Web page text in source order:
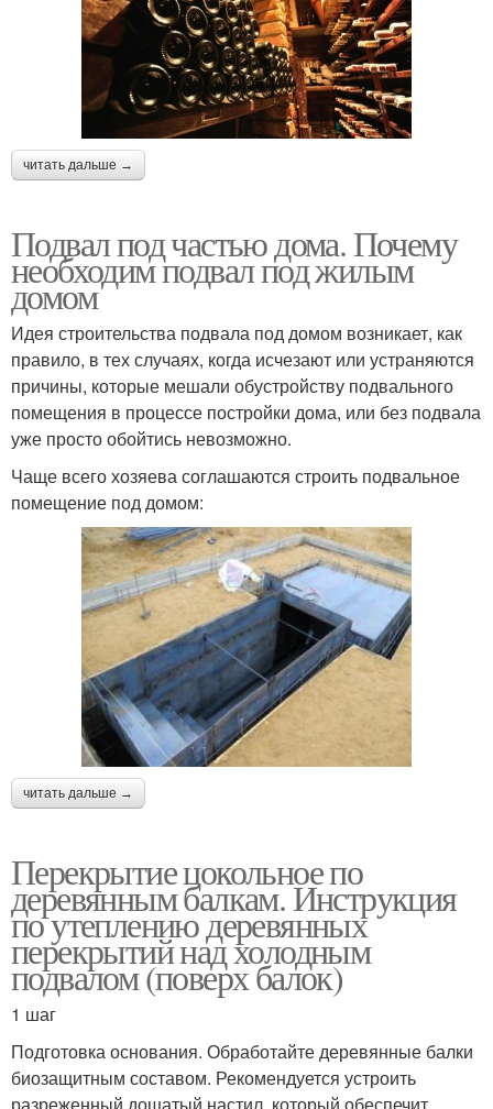
читать дальше →
Подвал под частью дома. Почему
необходим подвал под жилым
домом
Идея строительства подвала под домом возникает, как
правило, в тех случаях, когда исчезают или устраняются
причины, которые мешали обустройству подвального
помещения в процессе постройки дома, или без подвала
уже просто обойтись невозможно.
Чаще всего хозяева соглашаются строить подвальное
помещение под домом:
читать дальше →
Перекрытие цокольное по
деревянным балкам. Инструкция
по утеплению деревянных
перекрытий над холодным
подвалом (поверх балок)
1 шаг
Подготовка основания. Обработайте деревянные балки
биозащитным составом. Рекомендуется устроить
разреженный дощатый настил, который обеспечит